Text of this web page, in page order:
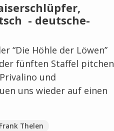
- deutsche-
“Die Höhle der Löwen”
fünften Staffel pitchen
und
uns wieder auf einen
Frank Thelen